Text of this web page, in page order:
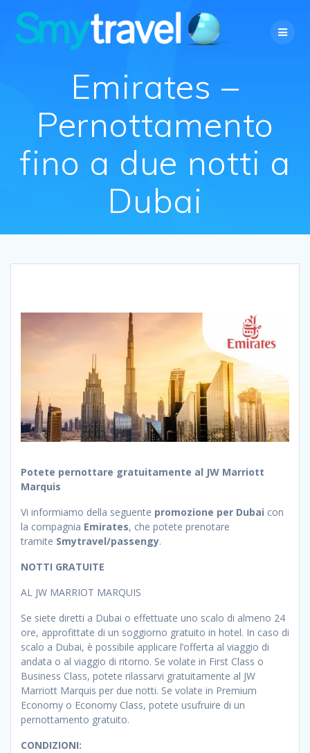
al
contenuto
Emirates –
Pernottamento
fino a due notti a
Dubai
Potete pernottare gratuitamente al JW Marriott
Marquis
Vi informiamo della seguente promozione per Dubai con
la compagnia Emirates, che potete prenotare
tramite Smytravel/passengy.
NOTTI GRATUITE
AL JW MARRIOT MARQUIS
Se siete diretti a Dubai o effettuate uno scalo di almeno 24
ore, approfittate di un soggiorno gratuito in hotel. In caso di
scalo a Dubai, è possibile applicare l’offerta al viaggio di
andata o al viaggio di ritorno. Se volate in First Class o
Business Class, potete rilassarvi gratuitamente al JW
Marriott Marquis per due notti. Se volate in Premium
Economy o Economy Class, potete usufruire di un
pernottamento gratuito.
CONDIZIONI: